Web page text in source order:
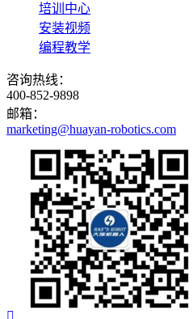
培训中心
安装视频
编程教学
咨询热线：
400-852-9898
邮箱：
marketing@huayan-robotics.com